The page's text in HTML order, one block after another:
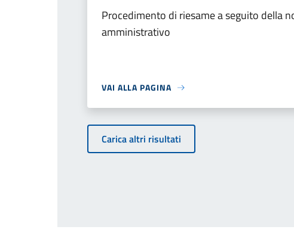
Procedimento di riesame a seguito della
amministrativo
VAI ALLA PAGINA
Carica altri risultati